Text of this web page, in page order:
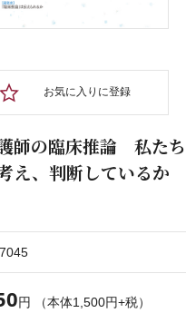
お気に入りに登録
師の臨床推論 私た
え、判断しているか
円 （本体1,500円+税）